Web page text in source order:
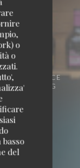
o
o
del
1, PLACE